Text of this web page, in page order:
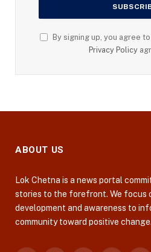
By signing up, you agree
Privacy Policy
ABOUT US
Lok Chetna is a news portal
stories to the forefront. We focus
development and awareness to
community toward positive change.